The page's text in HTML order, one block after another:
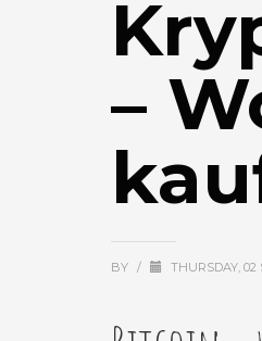
–
BY / THURSDAY, 02